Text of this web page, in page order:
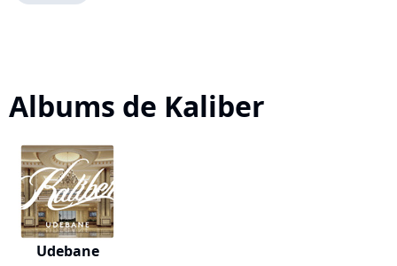
Albums de Kaliber
Udebane